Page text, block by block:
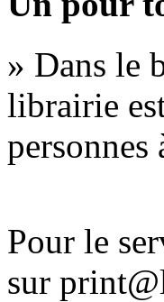
» Dans le
librairie
Pour le
sur